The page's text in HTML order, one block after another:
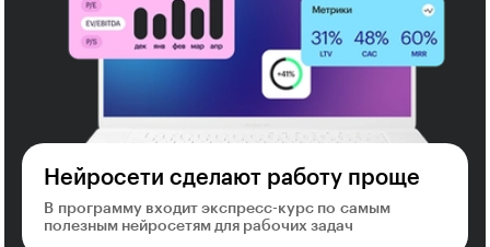
Нейросети сделают работу проще
В программу входит экспресс-курс по самым
полезным нейросетям для рабочих задач